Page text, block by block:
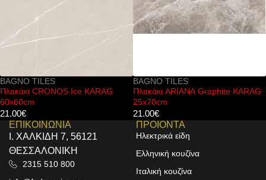
BAGNO TILES
Πλακάκι ARIANA Graphite KARAG
25x70cm
21.00
BAGNO TILES
Πλακάκι ARIANA Stone Rlv
25x70cm
23.00
ΕΠΙΚΟΙΝΩΝΙΑ
Ι. ΧΑΛΚΙΔΗ 7, 56121
ΘΕΣΣΑΛΟΝΙΚΗ
2315 510 800
ΠΡΟΙΟΝΤΑ
Ηλεκτρικά είδη
Ελληνική κουζίνα
Ιταλική κουζίνα